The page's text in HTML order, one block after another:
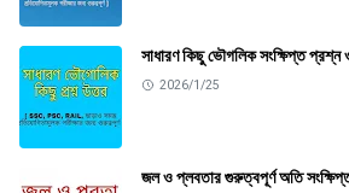
সাধারণ কিছু ভৌগলিক সংক্ষিপ্ত
2026/1/25
জল ও প্লবতার গুরুত্বপূর্ণ অতি